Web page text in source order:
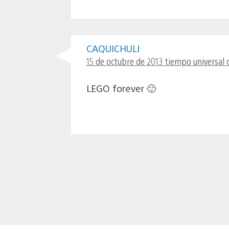
CAQUICHULI
15 de octubre de 2013 tiempo universal
LEGO forever 🙂